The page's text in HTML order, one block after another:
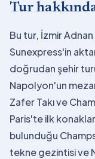
Tur
Bu tur, İzmir
Sunexpress'in
doğrudan şehir
Napolyon'un
Zafer Takı ve
Paris'te ilk
bulunduğu
tekne gezintisi ve